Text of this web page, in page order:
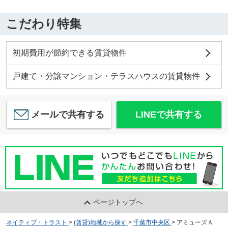
こだわり特集
初期費用が節約できる賃貸物件
戸建て・分譲マンション・テラスハウスの賃貸物件
メールで共有する LINEで共有する
ページトップへ
ネイティブ・トラスト > (賃貸)地域から探す > 千葉市中央区 > アミューズＡ